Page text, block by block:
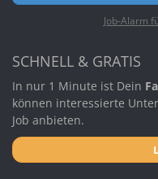
Job-Alarm
SCHNELL & GRATIS
In nur 1 Minute ist Dein
können interessierte
Job anbieten.